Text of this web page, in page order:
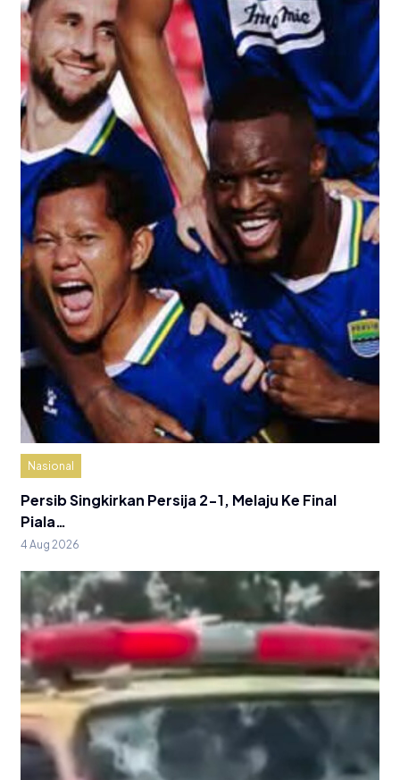
Nasional
Persib Singkirkan Persija 2-1, Melaju Ke Final
Piala…
4 Aug 2026